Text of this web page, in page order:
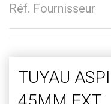
Réf. Fournisseur
TUYAU